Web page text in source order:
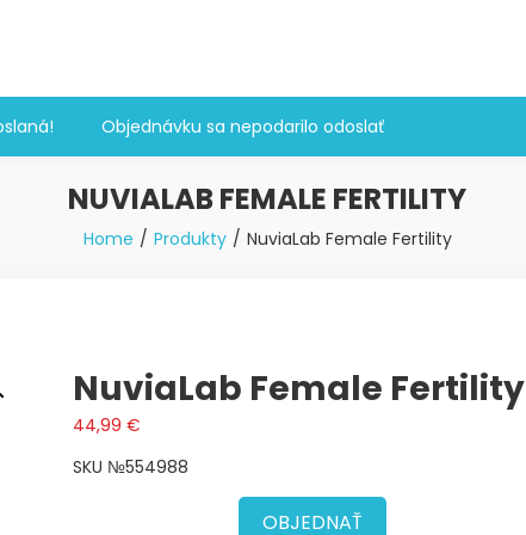
Objednávku sa nepodarilo odoslať
NUVIALAB FEMALE FERTILITY
Home Produkty NuviaLab Female Fertility
NuviaLab Female Fertility
44,99 €
SKU №554988
OBJEDNAŤ